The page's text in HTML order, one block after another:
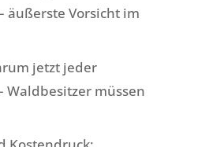
äußerste Vorsicht im
jetzt jeder
Waldbesitzer müssen